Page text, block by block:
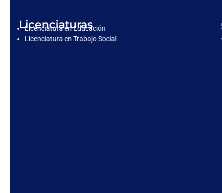
Licenciaturas
Licenciatura en Educación
Licenciatura en Trabajo Social